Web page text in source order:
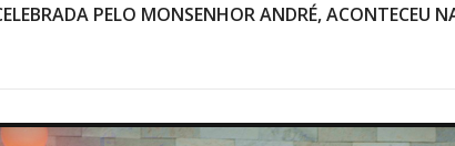
PELO MONSENHOR ANDRÉ, ACONTECEU